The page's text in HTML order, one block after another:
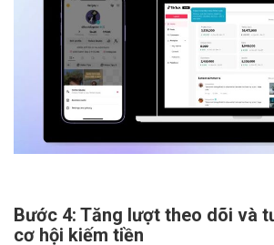
Bước 4: Tăng lượt theo dõi và
cơ hội kiếm tiền